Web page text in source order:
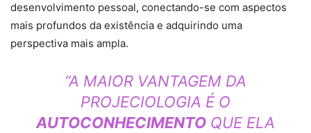
desenvolvimento pessoal, conectando-se com aspectos
mais profundos da existência e adquirindo uma
perspectiva mais ampla.
“A MAIOR VANTAGEM DA
PROJECIOLOGIA É O
AUTOCONHECIMENTO QUE ELA